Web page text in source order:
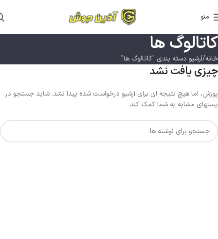
منو
کاتالوگ ها
خانه آرشیو دسته بندی "کاتالوگ ها"
چیزی یافت نشد
پوزش، اما هیچ نتیجه ای برای آرشیو درخواست شده پیدا نشد. شاید جستجو در
پستهای مشابه به شما کمک کند.